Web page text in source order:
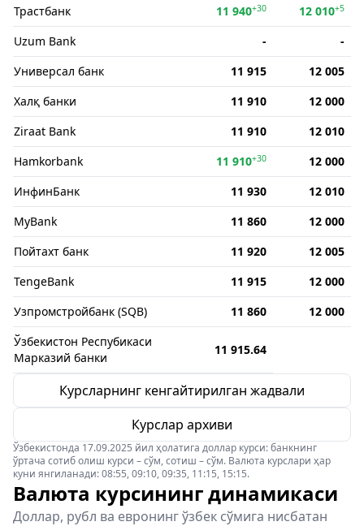
Трастбанк 11 940+30 12 010+5
Uzum Bank -
-
Универсал банк
11 915
12 005
Халқ банки
11 910
12 000
Ziraat Bank
11 910
12 010
Hamkorbank
11 910+30
12 000
ИнфинБанк
11 930
12 010
MyBank
11 860
12 000
Пойтахт банк
11 920
12 005
TengeBank
11 915
12 000
Узпромстройбанк (SQB)
11 860
12 000
Ўзбекистон Респубикаси
Марказий банки
11 915.64
Курсларнинг кенгайтирилган жадвали
Курслар архиви
Ўзбекистонда 17.09.2025 йил ҳолатига доллар курси: банкнинг
ўртача сотиб олиш курси – сўм, сотиш – сўм. Валюта курслари ҳар
куни янгиланади: 08:55, 09:10, 09:35, 11:15, 15:15.
Валюта курсининг динамикаси
Доллар, рубл ва евронинг ўзбек сўмига нисбатан